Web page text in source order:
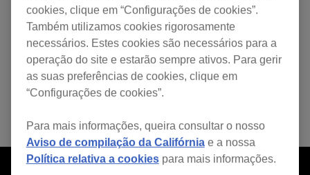
cookies, clique em “Configurações de cookies”.
Também utilizamos cookies rigorosamente
necessários. Estes cookies são necessários para a
operação do site e estarão sempre ativos. Para gerir
as suas preferências de cookies, clique em
“Configurações de cookies”.
Para mais informações, queira consultar o nosso
Aviso de compilação da Califórniae a nossa
Política relativa a cookiespara mais informações.